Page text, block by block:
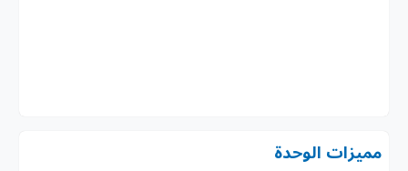
مميزات الوحدة